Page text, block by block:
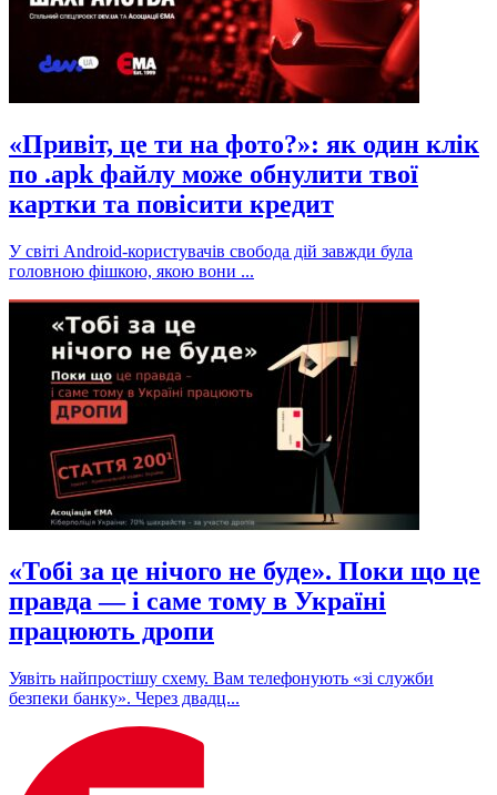
«Привіт, це ти на фото?»: як один клік
по .apk файлу може обнулити твої
картки та повісити кредит
У світі Android-користувачів свобода дій завжди була
головною фішкою, якою вони ...
«Тобі за це нічого не буде». Поки що це
правда — і саме тому в Україні
працюють дропи
Уявіть найпростішу схему. Вам телефонують «зі служби
безпеки банку». Через двадц...